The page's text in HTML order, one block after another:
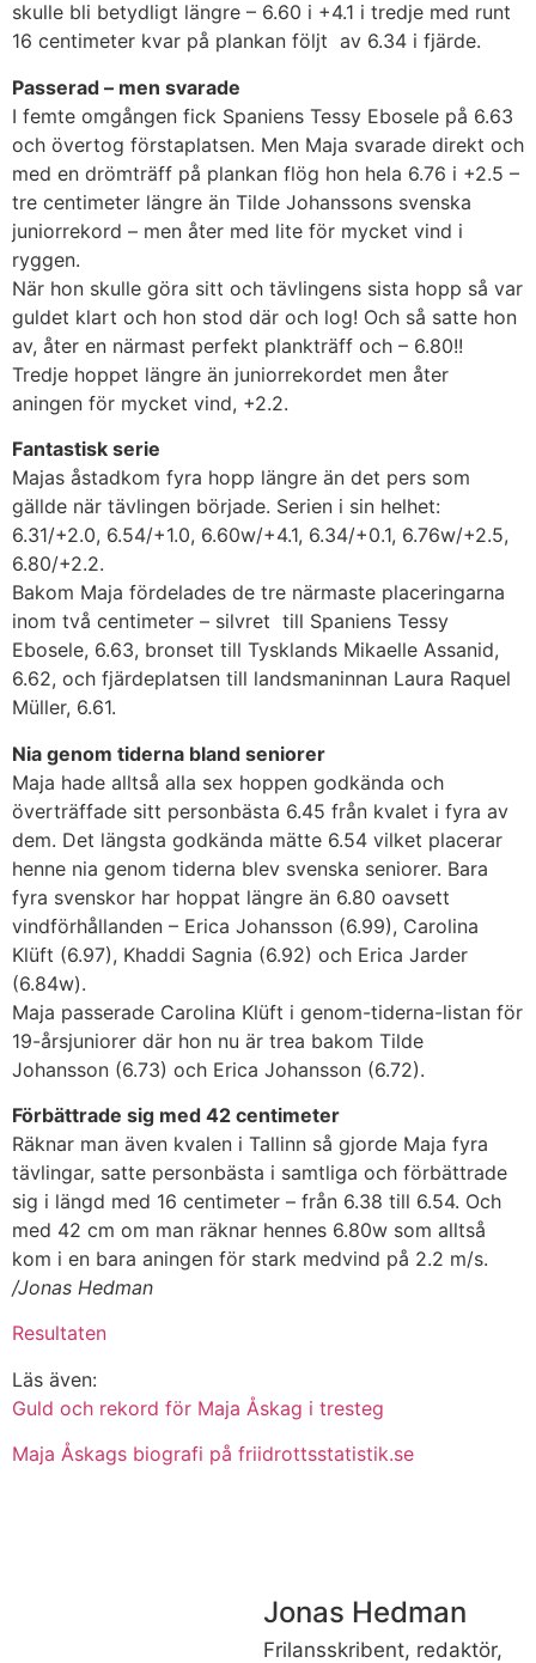
skulle bli betydligt längre – 6.60 i +4.1 i tredje med runt
16 centimeter kvar på plankan följt av 6.34 i fjärde.
Passerad – men svarade
I femte omgången fick Spaniens Tessy Ebosele på 6.63
och övertog förstaplatsen. Men Maja svarade direkt och
med en drömträff på plankan flög hon hela 6.76 i +2.5 –
tre centimeter längre än Tilde Johanssons svenska
juniorrekord – men åter med lite för mycket vind i
ryggen.
När hon skulle göra sitt och tävlingens sista hopp så var
guldet klart och hon stod där och log! Och så satte hon
av, åter en närmast perfekt plankträff och – 6.80!!
Tredje hoppet längre än juniorrekordet men åter
aningen för mycket vind, +2.2.
Fantastisk serie
Majas åstadkom fyra hopp längre än det pers som
gällde när tävlingen började. Serien i sin helhet:
6.31/+2.0, 6.54/+1.0, 6.60w/+4.1, 6.34/+0.1, 6.76w/+2.5,
6.80/+2.2.
Bakom Maja fördelades de tre närmaste placeringarna
inom två centimeter – silvret till Spaniens Tessy
Ebosele, 6.63, bronset till Tysklands Mikaelle Assanid,
6.62, och fjärdeplatsen till landsmaninnan Laura Raquel
Müller, 6.61.
Nia genom tiderna bland seniorer
Maja hade alltså alla sex hoppen godkända och
överträffade sitt personbästa 6.45 från kvalet i fyra av
dem. Det längsta godkända mätte 6.54 vilket placerar
henne nia genom tiderna blev svenska seniorer. Bara
fyra svenskor har hoppat längre än 6.80 oavsett
vindförhållanden – Erica Johansson (6.99), Carolina
Klüft (6.97), Khaddi Sagnia (6.92) och Erica Jarder
(6.84w).
Maja passerade Carolina Klüft i genom-tiderna-listan för
19-årsjuniorer där hon nu är trea bakom Tilde
Johansson (6.73) och Erica Johansson (6.72).
Förbättrade sig med 42 centimeter
Räknar man även kvalen i Tallinn så gjorde Maja fyra
tävlingar, satte personbästa i samtliga och förbättrade
sig i längd med 16 centimeter – från 6.38 till 6.54. Och
med 42 cm om man räknar hennes 6.80w som alltså
kom i en bara aningen för stark medvind på 2.2 m/s.
/Jonas Hedman
Resultaten
Läs även:
Guld och rekord för Maja Åskag i tresteg
Maja Åskags biografi på friidrottsstatistik.se
Jonas Hedman
Frilansskribent, redaktör,